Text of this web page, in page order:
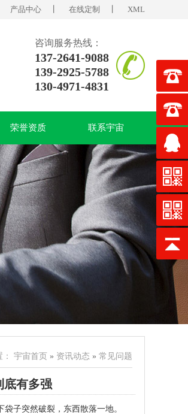
产品中心 在线定制 XML
咨询服务热线：
137-2641-9088
139-2925-5788
130-4971-4831
荣誉资质 联系宇宙
宇宙首页 » 资讯动态 » 常见问题
底有多强
子突然破裂，东西散落一地。